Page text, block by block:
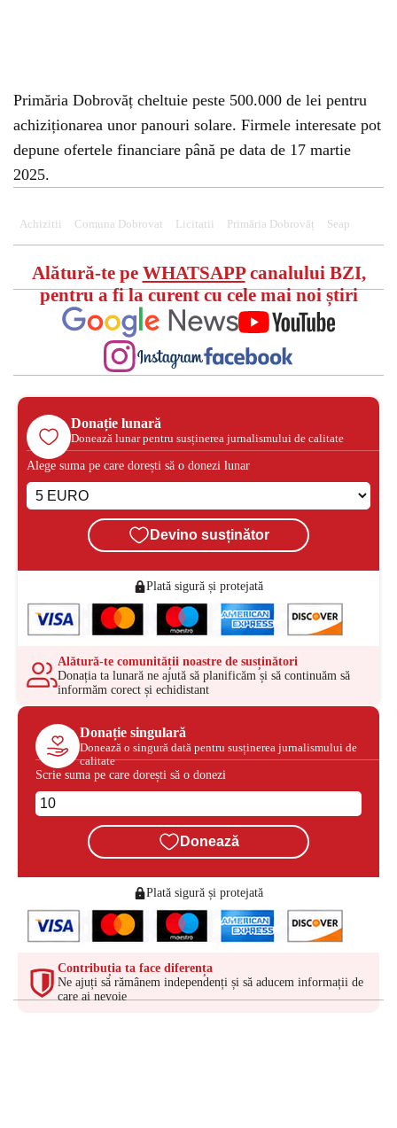
Primăria Dobrovăț cheltuie peste 500.000 de lei pentru
achiziționarea unor panouri solare. Firmele interesate pot
depune ofertele financiare până pe data de 17 martie
2025.
Achizitii Comuna Dobrovat Licitatii Primăria Dobrovăț Seap
Alătură-te pe WHATSAPPcanalului BZI,
pentru a fi la curent cu cele mai noi știri
Donație lunară
Donează lunar pentru susținerea jurnalismului de calitate
Alege suma pe care dorești să o donezi lunar
Devino susținător
Plată sigură și protejată
Alătură-te comunității noastre de susținători
Donația ta lunară ne ajută să planificăm și să continuăm să
informăm corect și echidistant
Donație singulară
Donează o singură dată pentru susținerea jurnalismului de
calitate
Scrie suma pe care dorești să o donezi
Donează
Plată sigură și protejată
Contribuția ta face diferența
Ne ajuți să rămânem independenți și să aducem informații de
care ai nevoie